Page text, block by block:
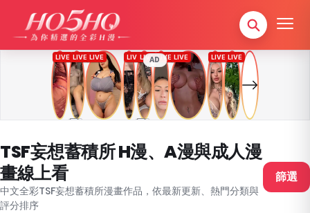
AD
TSF妄想蓄積所 H漫、A漫與成人漫
畫線上看
中文全彩TSF妄想蓄積所漫畫作品，依最新更新、熱門分類與
評分排序
篩選